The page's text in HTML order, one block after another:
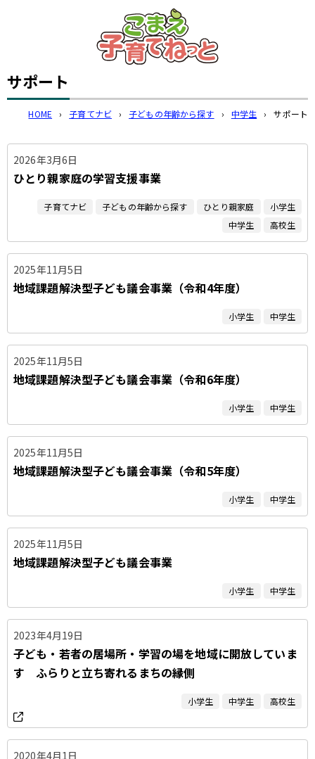
このページの本文へ
サポート
HOME › 子育てナビ › 子どもの年齢から探す › 中学生 › サポート
2026年3月6日
ひとり親家庭の学習支援事業
子育てナビ 子どもの年齢から探す ひとり親家庭
小学生
中学生
高校生
2025年11月5日
地域課題解決型子ども議会事業（令和4年度）
小学生 中学生
2025年11月5日
地域課題解決型子ども議会事業（令和6年度）
小学生 中学生
2025年11月5日
地域課題解決型子ども議会事業（令和5年度）
小学生 中学生
2025年11月5日
地域課題解決型子ども議会事業
小学生 中学生
2023年4月19日
子ども・若者の居場所・学習の場を地域に開放していま
す ふらりと立ち寄れるまちの縁側
小学生 中学生 高校生
2020年4月1日